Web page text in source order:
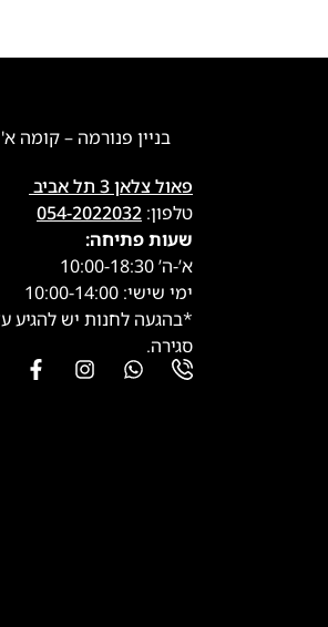
בניין פנורמה – קומה א'
פאול צלאן 3 תל אביב
טלפון: 054-2022032
שעות פתיחה:
א’-ה’ 10:00-18:30
ימי שישי: 10:00-14:00
*בהגעה לחנות יש להגיע
סגירה.